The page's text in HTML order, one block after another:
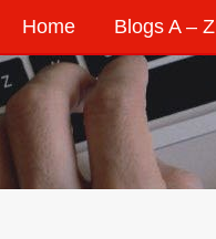
Home Blogs A – Z